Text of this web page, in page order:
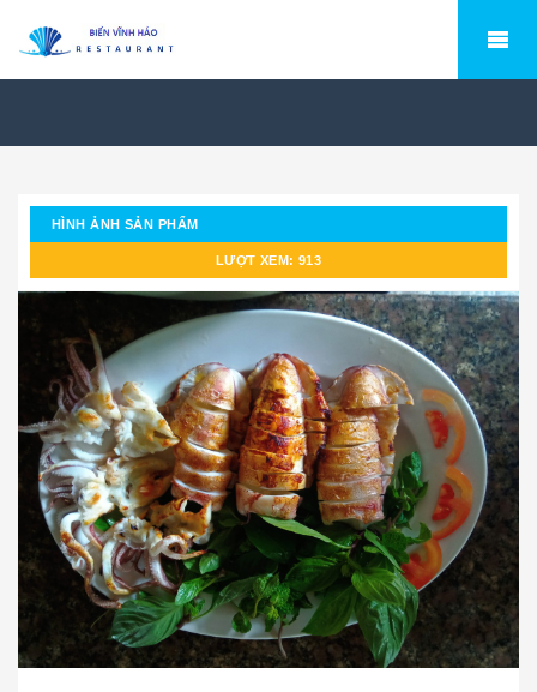
HÌNH ẢNH SẢN PHẨM
LƯỢT XEM: 913